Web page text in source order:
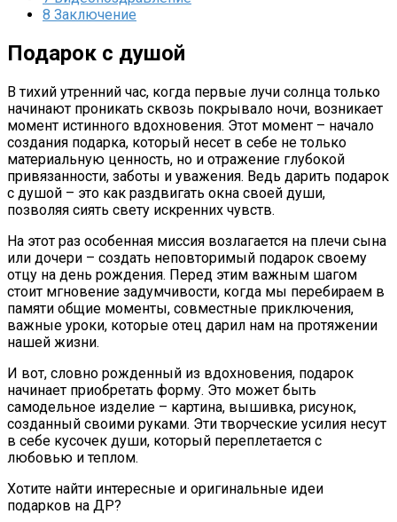
8 Заключение
Подарок с душой
В тихий утренний час, когда первые лучи солнца только
начинают проникать сквозь покрывало ночи, возникает
момент истинного вдохновения. Этот момент – начало
создания подарка, который несет в себе не только
материальную ценность, но и отражение глубокой
привязанности, заботы и уважения. Ведь дарить подарок
с душой – это как раздвигать окна своей души,
позволяя сиять свету искренних чувств.
На этот раз особенная миссия возлагается на плечи сына
или дочери – создать неповторимый подарок своему
отцу на день рождения. Перед этим важным шагом
стоит мгновение задумчивости, когда мы перебираем в
памяти общие моменты, совместные приключения,
важные уроки, которые отец дарил нам на протяжении
нашей жизни.
И вот, словно рожденный из вдохновения, подарок
начинает приобретать форму. Это может быть
самодельное изделие – картина, вышивка, рисунок,
созданный своими руками. Эти творческие усилия несут
в себе кусочек души, который переплетается с
любовью и теплом.
Хотите найти интересные и оригинальные идеи
подарков на ДР?